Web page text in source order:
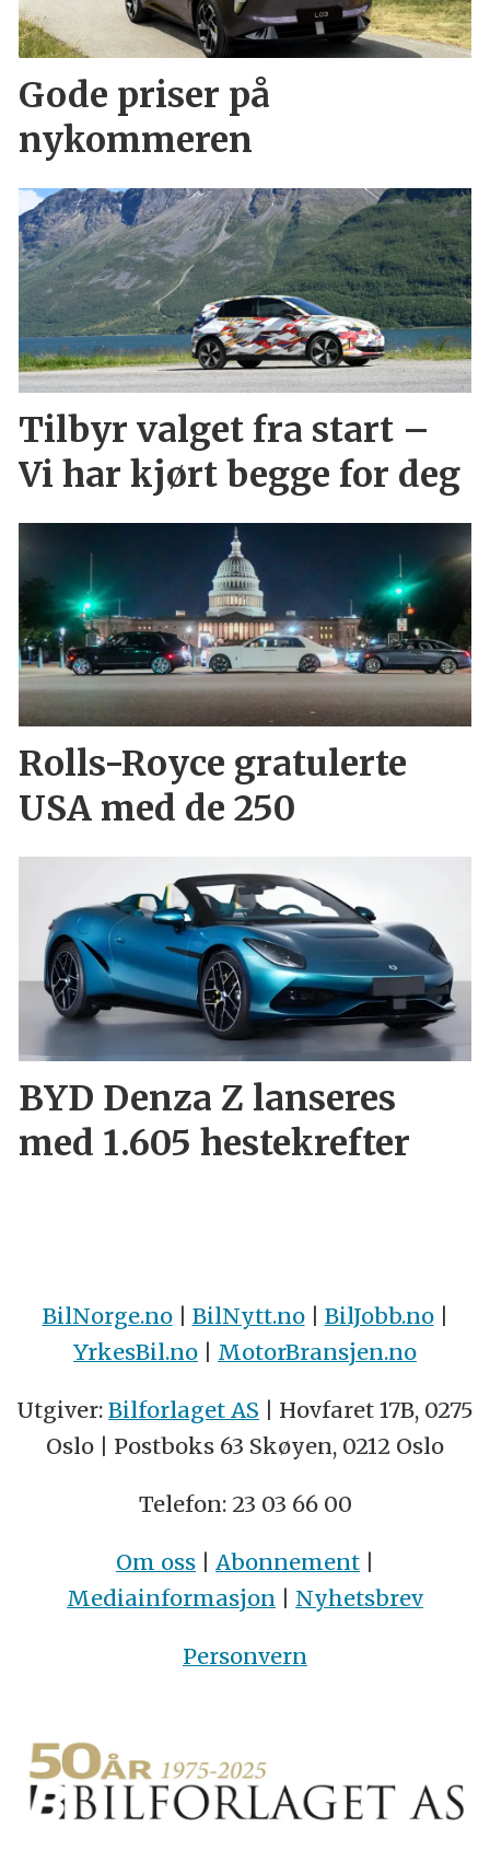
Gode priser på
nykommeren
Tilbyr valget fra start –
Vi har kjørt begge for deg
Rolls-Royce gratulerte
USA med de 250
BYD Denza Z lanseres
med 1.605 hestekrefter
BilNorge.no| BilNytt.no| BilJobb.no|
YrkesBil.no
MotorBransjen.no
Utgiver: Bilforlaget AS | Hovfaret 17B, 0275
Oslo | Postboks 63 Skøyen, 0212 Oslo
Telefon: 23 03 66 00
Om oss | Abonnement |
Mediainformasjon | Nyhetsbrev
Personvern